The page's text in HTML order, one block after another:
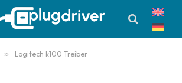
» Logitech k100 Treiber